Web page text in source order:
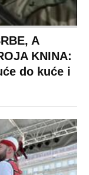
A
KNINA:
do kuće i